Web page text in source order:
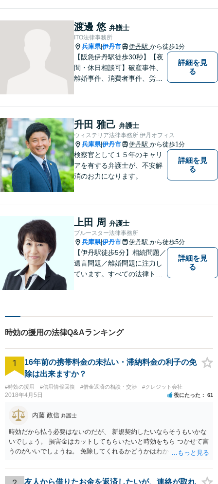
れず、尽力してまいります。
【メーカー法務経験あり】
渡邊 悠 弁護士
ITO法律事務所
兵庫県|伊丹市 伊丹駅 から徒歩1分
【阪急伊丹駅徒歩30秒】【夜
間・休日相談可】破産事件、
離婚事件、消費者事件、労働
してまいります。まずは一度
ご相談ください【完全個室】
【法テラス利用可】
詳細を見
る
升田 雅己 弁護士
ウィステリア法律事務所 伊丹オフィス
兵庫県|伊丹市 伊丹駅 から徒歩1分
検察官として１５年のキャリ
アを有する弁護士が、不安解
消のお力になります。
詳細を見
る
上田 周 弁護士
ブルースター法律事務所
兵庫県|伊丹市 伊丹駅 から徒歩5分
【伊丹駅徒歩5分】相続問題／
遺言問題／離婚問題に注力し
ています。すべての法律トラ
様と信頼関係を築いて紛争解
決し、解決後の人生を幸せに
過ごして頂きたいと願いを込
めています。
詳細を見
る
時効の援用の法律Q&Aランキング
1
16年前の携帯料金の未払い・滞納料金の利子の免
除は出来ますか？
#時効の援用 #信用情報回復 #借金返済の相談・交渉 #クレジット会社
2018年4月5日 役にたった 61
内藤 政信 弁護士
時効だから払う必要はないのだが、 新規契約したいならそうもいかな
いでしょう。 損害金はカットしてもらいたいと時効をちら つかせて言
うのがいいでしょうね。 免除してくれるかどうかはわかりませんが。
友人から借りたお金を返済したいが、連絡が取れ